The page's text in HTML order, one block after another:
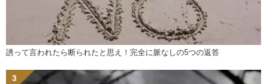
誘って言われたら断られたと思え！完全に脈なしの5つの返答